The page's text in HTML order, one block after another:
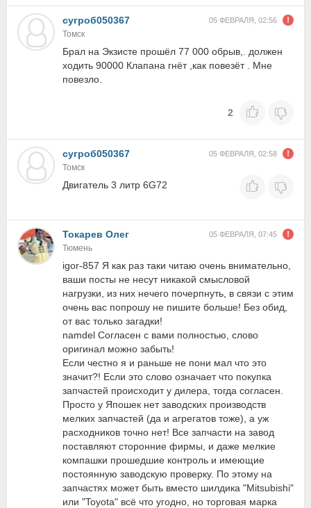
сугроб050367 05 ФЕВРАЛЯ, 02:56
Томск
Брал на Экзисте прошёл 77 000 обрыв,. должен
ходить 90000 Клапана гнёт ,как повезёт . Мне
повезло.
2
сугроб050367 05 ФЕВРАЛЯ, 02:58
Томск
Двигатель 3 литр 6G72
Токарев Олег 05 ФЕВРАЛЯ, 07:45
Тюмень
igor-857 Я как раз таки читаю очень внимательно,
ваши посты не несут никакой смысловой
нагрузки, из них нечего почерпнуть, в связи с этим
очень вас попрошу не пишите больше! Без обид,
от вас только загадки!
namdel Согласен с вами полностью, слово
оригинал можно забыть!
Если честно я и раньше не пони мал что это
значит?! Если это слово означает что покупка
запчастей происходит у дилера, тогда согласен.
Просто у Япошек нет заводских производств
мелких запчастей (да и агрегатов тоже), а уж
расходников точно нет! Все запчасти на завод
поставляют сторонние фирмы, и даже мелкие
компашки прошедшие контроль и имеющие
постоянную заводскую проверку. По этому на
запчастях может быть вместо шилдика "Mitsubishi"
или "Toyota" всё что угодно, но торговая марка